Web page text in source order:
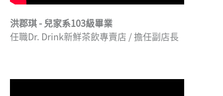
洪郡琪 - 兒家系103級畢業
任職Dr. Drink新鮮茶飲專賣店 / 擔任副店長